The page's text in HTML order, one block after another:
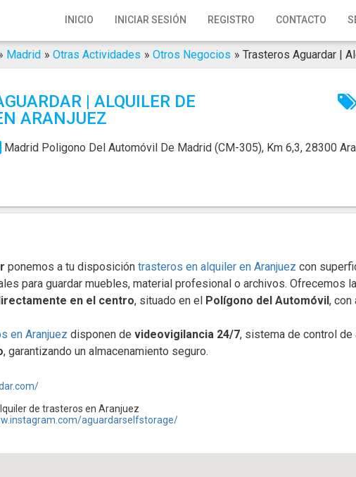
INICIO INICIAR SESIÓN REGISTRO CONTACTO
Madrid » Otras Actividades » Otros Negocios » Trasteros Aguardar |
| ALQUILER DE
ARANJUEZ
Madrid Poligono Del Automóvil De Madrid (CM-305), Km 6,3, 28300
ponemos a tu disposición trasteros en alquiler en Aranjuez con
para guardar muebles, material profesional o archivos. Ofrecemos
en el centro, situado en el Polígono del Automóvil, con
en Aranjuez disponen de videovigilancia 24/7, sistema de control
, garantizando un almacenamiento seguro.
de trasteros en Aranjuez
aguardarselfstorage/